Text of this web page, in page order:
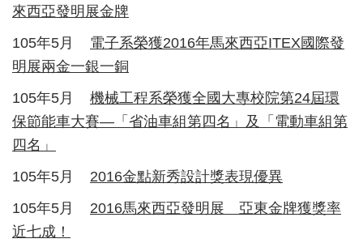
來西亞發明展金牌
105年5月 電子系榮獲2016年馬來西亞ITEX國際發
明展兩金一銀一銅
105年5月 機械工程系榮獲全國大專校院第24屆環
保節能車大賽—「省油車組第四名」及「電動車組第
四名」
105年5月 2016金點新秀設計獎表現優異
105年5月 2016馬來西亞發明展 亞東金牌獲獎率
近七成！